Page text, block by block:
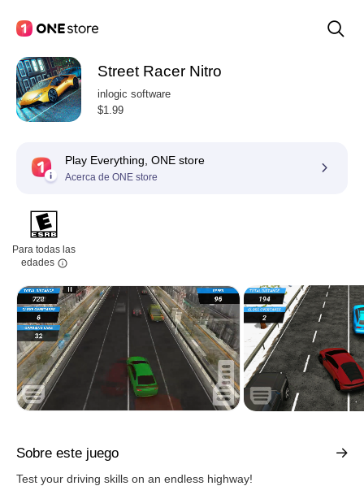
Street Racer Nitro
inlogic software
$1.99
Play Everything, ONE store
Acerca de ONE store
Para todas las
edades
Sobre este juego
Test your driving skills on an endless highway!